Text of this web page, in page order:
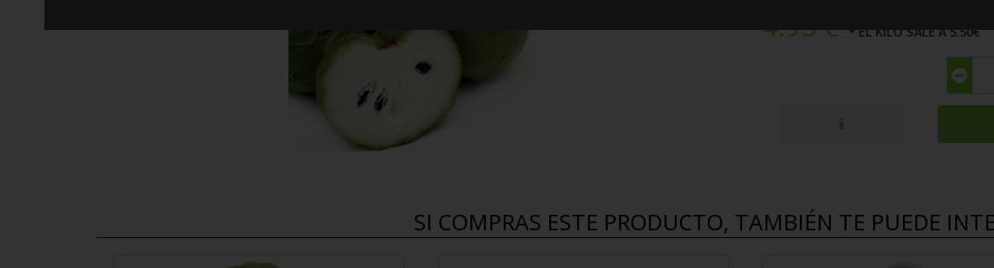
4.95 € * EL KILO SALE A 5.50€
SI COMPRAS ESTE PRODUCTO, TAMBIÉN TE PUEDE